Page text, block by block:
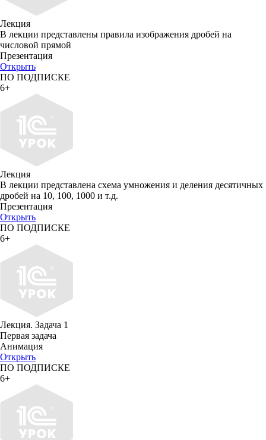
Лекция
В лекции представлены правила изображения дробей на
числовой прямой
Презентация
Открыть
ПО ПОДПИСКЕ
6+
Лекция
В лекции представлена схема умножения и деления десятичных
дробей на 10, 100, 1000 и т.д.
Презентация
Открыть
ПО ПОДПИСКЕ
6+
Лекция. Задача 1
Первая задача
Анимация
Открыть
ПО ПОДПИСКЕ
6+